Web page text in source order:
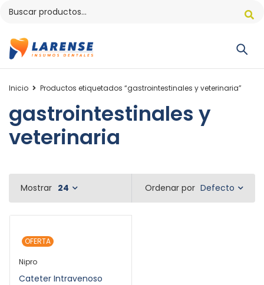
Inicio Productos etiquetados “gastrointestinales y veterinaria”
gastrointestinales y
veterinaria
Ordenar por Defecto
Mostrar 24
OFERTA
Nipro
Cateter Intravenoso